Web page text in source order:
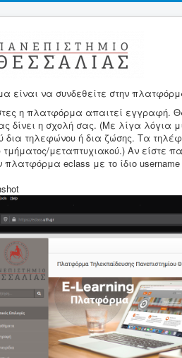
είναι να συνδεθείτε στην
η πλατφόρμα απαιτεί εγγραφή.
δίνει η σχολή σας. (Με λίγα λόγια
δια τηλεφώνου ή δια ζώσης. Τα
τμήματος/μεταπτυχιακού.) Αν είστε
πλατφόρμα eclass με το ίδιο